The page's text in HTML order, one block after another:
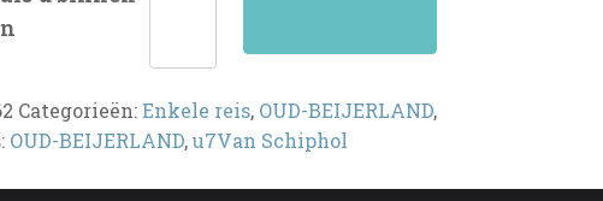
Categorieën:Enkele reis, OUD-BEIJERLAND,
OUD-BEIJERLAND,u7Van Schiphol